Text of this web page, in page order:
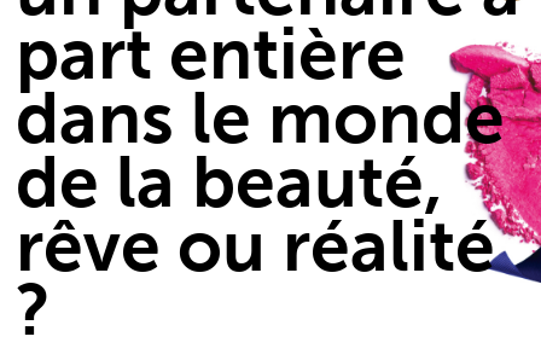
part entière
dans le monde
de la beauté,
rêve ou réalité
?